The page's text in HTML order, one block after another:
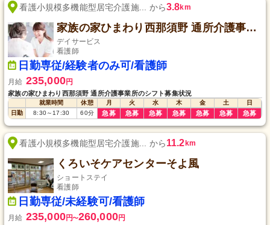
看護小規模多機能型居宅介護施... から3.8km
家族の家ひまわり西那須野 通所介護事業所
デイサービス
看護師
日勤専従/経験者のみ可/看護師
月給 235,000円
家族の家ひまわり西那須野 通所介護事業所のシフト募集状況
就業時間 休憩 月 火 水 木 金 土
日
日勤
8:30～17:30 60分 急募 急募 急募 急募 急募 急募 急募
看護小規模多機能型居宅介護施... から11.2km
くろいそケアセンターそよ風
ショートステイ
看護師
日勤専従/未経験可/看護師
月給 235,000円〜260,000円